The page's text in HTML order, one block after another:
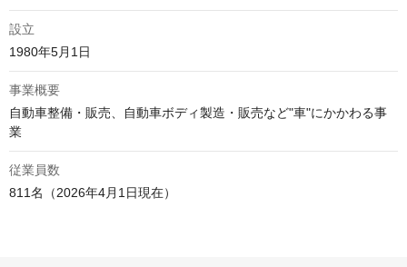
設立
1980年5月1日
事業概要
自動車整備・販売、自動車ボディ製造・販売など"車"にかかわる事
業
従業員数
811名（2026年4月1日現在）